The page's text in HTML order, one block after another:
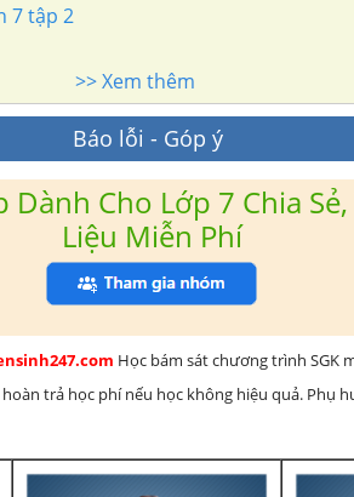
7 tập 2
>> Xem thêm
Báo lỗi - Góp ý
Dành Cho Lớp 7 Chia
Liệu Miễn Phí
Học bám sát chương trình SGK
trả học phí nếu học không hiệu quả. Phụ